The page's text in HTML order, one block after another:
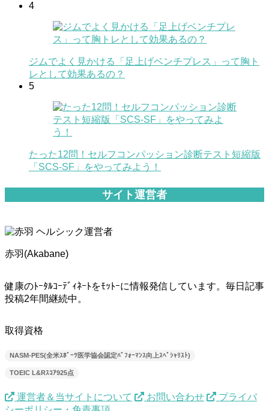
4
ジムでよく見かける「足上げベンチプレス」って胸ト
レとして効果あるの？
5
たった12問！セルフコンパッション診断テスト短縮版
「SCS-SF」をやってみよう！
サイト運営者
赤羽(Akabane)
健康のﾄｰﾀﾙｺｰﾃﾞｨﾈｰﾄをﾓｯﾄｰに情報発信しています。毎日記事
投稿2年間継続中。
取得資格
NASM-PES(全米ｽﾎﾟｰﾂ医学協会認定ﾊﾟﾌｫｰﾏﾝｽ向上ｽﾍﾟｼｬﾘｽﾄ)
TOEIC L&Rｽｺｱ925点
運営者＆当サイトについて お問い合わせ
プライバ